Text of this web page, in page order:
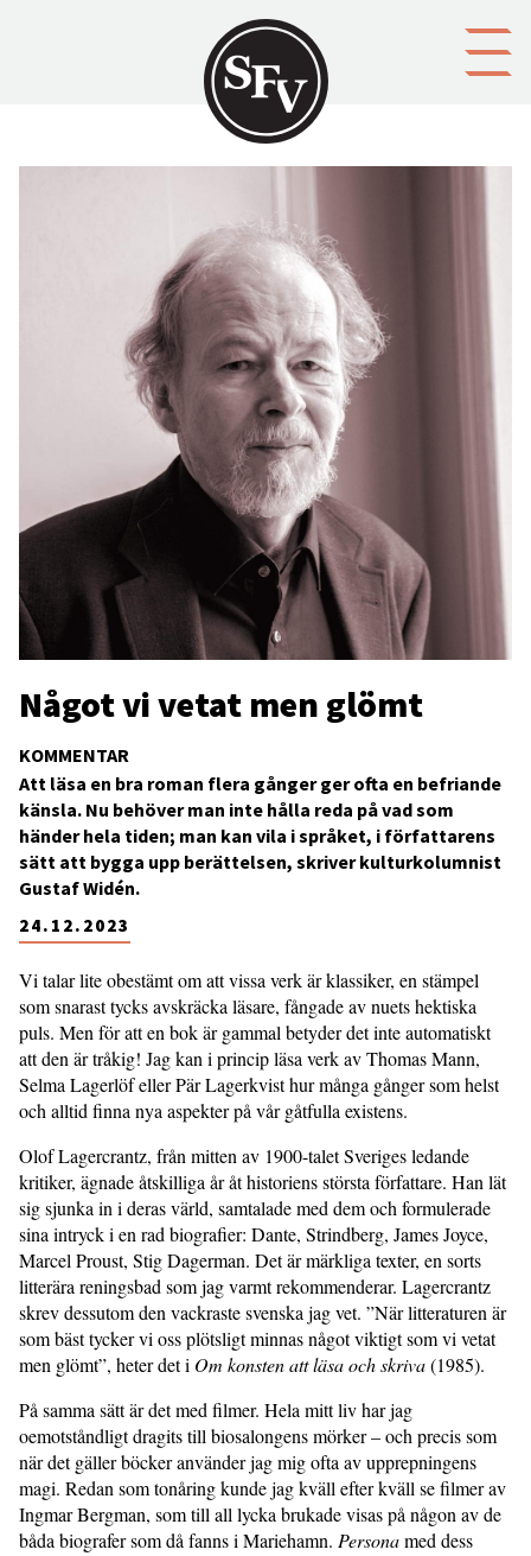
KOMMENTAR
Något vi vetat men glömt
24.12.2023
Att läsa en bra roman flera gånger ger ofta en befriande
känsla. Nu behöver man inte hålla reda på vad som
händer hela tiden; man kan vila i språket, i författarens
sätt att bygga upp berättelsen, skriver kulturkolumnist
Gustaf Widén.
Vi talar lite obestämt om att vissa verk är klassiker, en stämpel
som snarast tycks avskräcka läsare, fångade av nuets hektiska
puls. Men för att en bok är gammal betyder det inte automatiskt
att den är tråkig! Jag kan i princip läsa verk av Thomas Mann,
Selma Lagerlöf eller Pär Lagerkvist hur många gånger som helst
och alltid finna nya aspekter på vår gåtfulla existens.
Olof Lagercrantz, från mitten av 1900-talet Sveriges ledande
kritiker, ägnade åtskilliga år åt historiens största författare. Han lät
sig sjunka in i deras värld, samtalade med dem och formulerade
sina intryck i en rad biografier: Dante, Strindberg, James Joyce,
Marcel Proust, Stig Dagerman. Det är märkliga texter, en sorts
litterära renings­bad som jag varmt rekommenderar. Lagercrantz
skrev dessutom den vackraste svenska jag vet. ”När litteraturen är
som bäst tycker vi oss plötsligt minnas något viktigt som vi vetat
men glömt”, heter det i Om konsten att läsa och skriva(1985).
På samma sätt är det med filmer. Hela mitt liv har jag
oemotståndligt dragits till biosalongens mörker – och precis som
när det gäller böcker använder jag mig ofta av upprepningens
magi. Redan som tonåring kunde jag kväll efter kväll se filmer av
Ingmar Bergman, som till all lycka brukade visas på någon av de
båda biografer som då fanns i Mariehamn. Personamed dess